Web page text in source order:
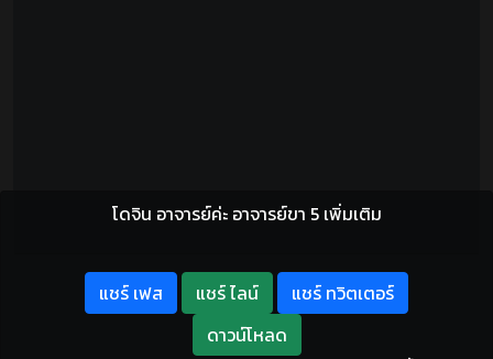
โดจิน อาจารย์ค่ะ อาจารย์ขา 5 เพิ่มเติม
แชร์ เฟส แชร์ ไลน์
แชร์ ทวิตเตอร์
ดาวน์โหลด